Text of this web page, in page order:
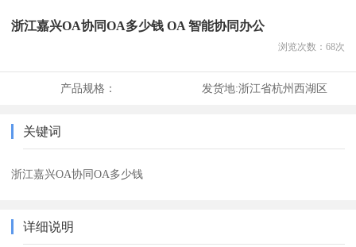
浙江嘉兴OA协同OA多少钱 OA 智能协同办公
浏览次数： 68次
产品规格： 发货地:浙江省杭州西湖区
关键词
浙江嘉兴OA协同OA多少钱
详细说明